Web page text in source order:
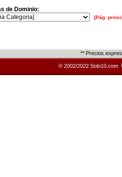
de Dominio:
[Pág.
** Precios
© 2002/2022 Solo10.com